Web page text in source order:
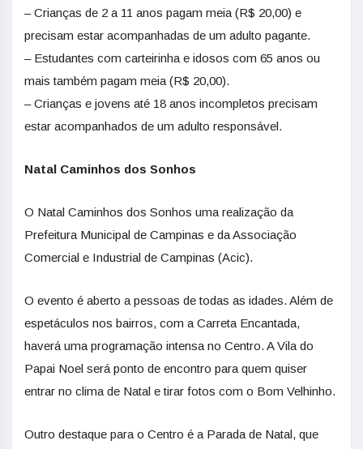
– Crianças de 2 a 11 anos pagam meia (R$ 20,00) e
precisam estar acompanhadas de um adulto pagante.
– Estudantes com carteirinha e idosos com 65 anos ou
mais também pagam meia (R$ 20,00).
– Crianças e jovens até 18 anos incompletos precisam
estar acompanhados de um adulto responsável.
Natal Caminhos dos Sonhos
O Natal Caminhos dos Sonhos uma realização da
Prefeitura Municipal de Campinas e da Associação
Comercial e Industrial de Campinas (Acic).
O evento é aberto a pessoas de todas as idades. Além de
espetáculos nos bairros, com a Carreta Encantada,
haverá uma programação intensa no Centro. A Vila do
Papai Noel será ponto de encontro para quem quiser
entrar no clima de Natal e tirar fotos com o Bom Velhinho.
Outro destaque para o Centro é a Parada de Natal, que